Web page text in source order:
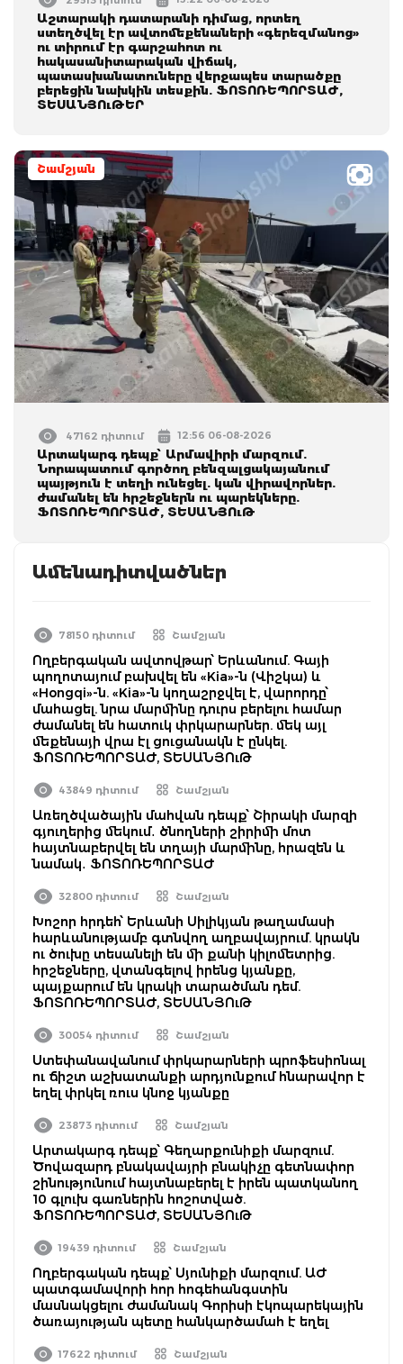
Աշտարակի դատարանի դիմաց, որտեղ
ստեղծվել էր ավտոմեքենաների «գերեզմանոց»
ու տիրում էր գարշահոտ ու
հակասանիտարական վիճակ,
պատասխանատուները վերջապես տարածքը
բերեցին նախկին տեսքին. ՖՈՏՈՌԵՊՈՐՏԱԺ,
ՏԵՍԱՆՅՈւԹԵՐ
Շամշյան
47162 դիտում 12:56 06-08-2026
Արտակարգ դեպք՝ Արմավիրի մարզում.
Նորապատում գործող բենզալցակայանում
պայթյուն է տեղի ունեցել. կան վիրավորներ.
ժամանել են հրշեջներն ու պարեկները.
ՖՈՏՈՌԵՊՈՐՏԱԺ, ՏԵՍԱՆՅՈւԹ
Ամենադիտվածներ
78150 դիտում Շամշյան
Ողբերգական ավտովթար՝ Երևանում. Գայի
պողոտայում բախվել են «Kia»-ն (Վիշկա) և
«Hongqi»-ն. «Kia»-ն կողաշրջվել է, վարորդը՝
մահացել. նրա մարմինը դուրս բերելու համար
ժամանել են հատուկ փրկարարներ. մեկ այլ
մեքենայի վրա էլ ցուցանակն է ընկել.
ՖՈՏՈՌԵՊՈՐՏԱԺ, ՏԵՍԱՆՅՈւԹ
43849 դիտում Շամշյան
Առեղծվածային մահվան դեպք՝ Շիրակի մարզի
գյուղերից մեկում․ ծնողների շիրիմի մոտ
հայտնաբերվել են տղայի մարմինը, հրազեն և
նամակ․ ՖՈՏՈՌԵՊՈՐՏԱԺ
32800 դիտում Շամշյան
Խոշոր հրդեհ՝ Երևանի Սիլիկյան թաղամասի
հարևանությամբ գտնվող աղբավայրում. կրակն
ու ծուխը տեսանելի են մի քանի կիլոմետրից.
հրշեջները, վտանգելով իրենց կյանքը,
պայքարում են կրակի տարածման դեմ.
ՖՈՏՈՌԵՊՈՐՏԱԺ, ՏԵՍԱՆՅՈւԹ
30054 դիտում Շամշյան
Ստեփանավանում փրկարարների պրոֆեսիոնալ
ու ճիշտ աշխատանքի արդյունքում հնարավոր է
եղել փրկել ռուս կնոջ կյանքը
23873 դիտում Շամշյան
Արտակարգ դեպք՝ Գեղարքունիքի մարզում.
Ծովազարդ բնակավայրի բնակիչը գետնափոր
շինությունում հայտնաբերել է իրեն պատկանող
10 գլուխ գառներին հոշոտված.
ՖՈՏՈՌԵՊՈՐՏԱԺ, ՏԵՍԱՆՅՈւԹ
19439 դիտում Շամշյան
Ողբերգական դեպք՝ Սյունիքի մարզում. ԱԺ
պատգամավորի հոր հոգեհանգստին
մասնակցելու ժամանակ Գորիսի էկոպարեկային
ծառայության պետը հանկարծամահ է եղել
17622 դիտում Շամշյան